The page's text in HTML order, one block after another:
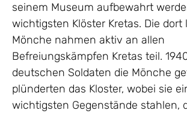
seinem Museum aufbewahrt
wichtigsten Klöster Kretas. Die dort
Mönche nahmen aktiv an allen
Befreiungskämpfen Kretas teil.
deutschen Soldaten die Mönche
plünderten das Kloster, wobei sie
wichtigsten Gegenstände stahlen,